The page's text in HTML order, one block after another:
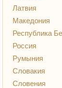
Латвия
Македония
Республика
Россия
Румыния
Словакия
Словения